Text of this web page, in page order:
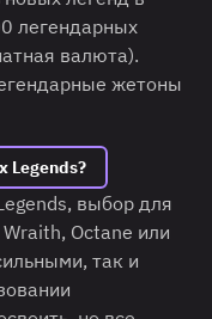
легендарных
валюта).
жетоны
Legends?
выбор для
Octane или
так и